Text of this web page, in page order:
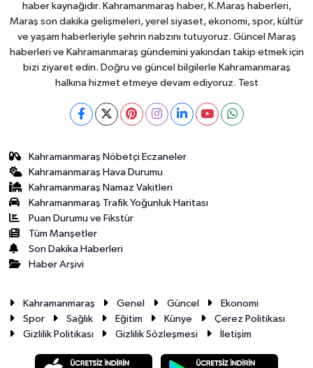
haber kaynağıdır. Kahramanmaraş haber, K.Maraş haberleri,
Maraş son dakika gelişmeleri, yerel siyaset, ekonomi, spor, kültür
ve yaşam haberleriyle şehrin nabzını tutuyoruz. Güncel Maraş
haberleri ve Kahramanmaraş gündemini yakından takip etmek için
bizi ziyaret edin. Doğru ve güncel bilgilerle Kahramanmaraş
halkına hizmet etmeye devam ediyoruz. Test
Kahramanmaraş Nöbetçi Eczaneler
Kahramanmaraş Hava Durumu
Kahramanmaraş Namaz Vakitleri
Kahramanmaraş Trafik Yoğunluk Haritası
Puan Durumu ve Fikstür
Tüm Manşetler
Son Dakika Haberleri
Haber Arşivi
Kahramanmaraş Genel Güncel
Ekonomi
Spor
Sağlık Eğitim Künye
Çerez Politikası
Gizlilik Politikası
Gizlilik Sözleşmesi İletişim